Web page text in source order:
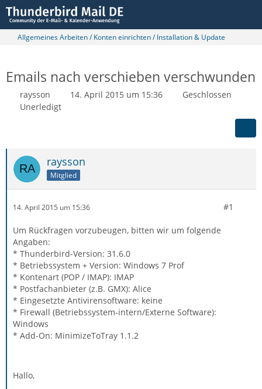
Allgemeines Arbeiten / Konten einrichten / Installation & Update
Emails nach verschieben verschwunden
raysson 14. April 2015 um 15:36
Geschlossen
Unerledigt
raysson
Mitglied
14. April 2015 um 15:36 #1
Um Rückfragen vorzubeugen, bitten wir um folgende
Angaben:
* Thunderbird-Version: 31.6.0
* Betriebssystem + Version: Windows 7 Prof
* Kontenart (POP / IMAP): IMAP
* Postfachanbieter (z.B. GMX): Alice
* Eingesetzte Antivirensoftware: keine
* Firewall (Betriebssystem-intern/Externe Software):
Windows
* Add-On: MinimizeToTray 1.1.2
Hallo,